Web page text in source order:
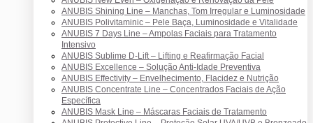
ANUBIS Shining Line – Manchas, Tom Irregular e Luminosidade
ANUBIS Polivitaminic – Pele Baça, Luminosidade e Vitalidade
ANUBIS 7 Days Line – Ampolas Faciais para Tratamento
Intensivo
ANUBIS Sublime D-Lift – Lifting e Reafirmação Facial
ANUBIS Excellence – Solução Anti-Idade Preventiva
ANUBIS Effectivity – Envelhecimento, Flacidez e Nutrição
ANUBIS Concentrate Line – Concentrados Faciais de Ação
Específica
ANUBIS Mask Line – Máscaras Faciais de Tratamento